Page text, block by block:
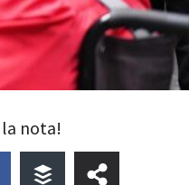
la nota!